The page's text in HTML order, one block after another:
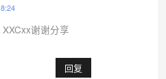
8:24
XXCxx谢谢分享
回复